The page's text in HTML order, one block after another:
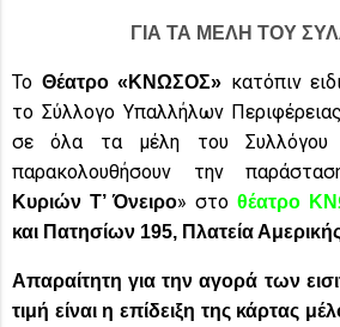
ΓΙΑ ΤΑ ΜΕΛΗ ΤΟΥ
Το Θέατρο «ΚΝΩΣΟΣ» κατόπιν
το Σύλλογο Υπαλλήλων
σε όλα τα μέλη του Συλλόγου
παρακολουθήσουν την
Κυριών Τ’ Όνειρο» στο θέατρο
και Πατησίων 195, Πλατεία
Απαραίτητη για την αγορά των
τιμή είναι η επίδειξη της κάρτας